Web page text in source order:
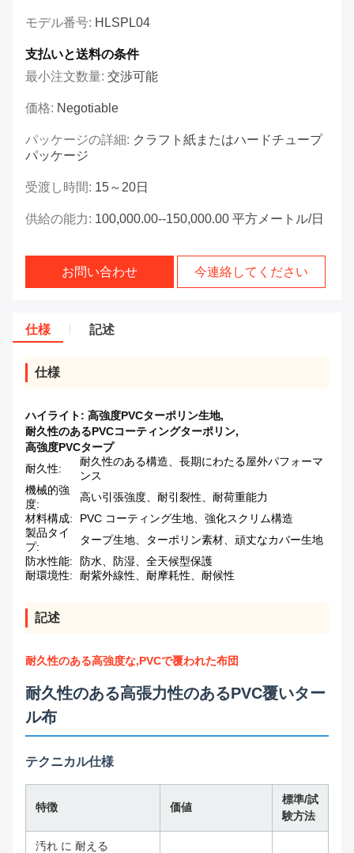
モデル番号: HLSPL04
支払いと送料の条件
最小注文数量: 交渉可能
価格: Negotiable
パッケージの詳細: クラフト紙またはハードチュープ
パッケージ
受渡し時間: 15～20日
供給の能力: 100,000.00--150,000.00 平方メートル/日
お問い合わせ 今連絡してください
仕様 記述
仕様
ハイライト: 高強度PVCターポリン生地,
耐久性のあるPVCコーティングターポリン,
高強度PVCタープ
耐久性:
耐久性のある構造、長期にわたる屋外パフォーマ
ンス
機械的強
度:
高い引張強度、耐引裂性、耐荷重能力
材料構成:
PVC コーティング生地、強化スクリム構造
製品タイ
プ:
タープ生地、ターポリン素材、頑丈なカバー生地
防水性能:
防水、防湿、全天候型保護
耐環境性:
耐紫外線性、耐摩耗性、耐候性
記述
耐久性のある高強度な,PVCで覆われた布団
耐久性のある高張力性のあるPVC覆いター
ル布
テクニカル仕様
特徴 価値
標準/試
験方法
汚れ に 耐える